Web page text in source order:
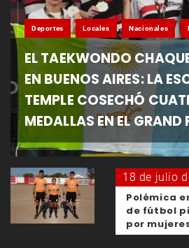
Deportes Locales Nacionales
EL TAEKWONDO
EN BUENOS AIRES: LA
TEMPLE COSECHÓ
MEDALLAS EN EL GRAND
18 de julio
Polémica
de fútbol
por